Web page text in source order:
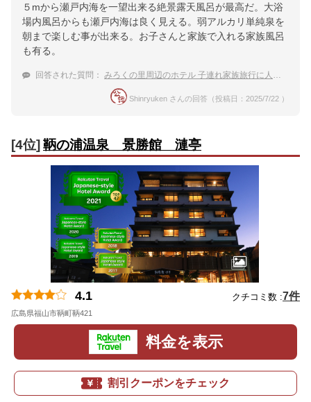
５mから瀬戸内海を一望出来る絶景露天風呂が最高だ。大浴
場内風呂からも瀬戸内海は良く見える。弱アルカリ単純泉を
朝まで楽しむ事が出来る。お子さんと家族で入れる家族風呂
も有る。
回答された質問： みろくの里周辺のホテル 子連れ家族旅行に人気のおすすめ宿は？
Shinryuken さんの回答（投稿日：2025/7/22 ）
[4位] 鞆の浦温泉 景勝館 漣亭
4.1 クチコミ数 :7件
広島県福山市鞆町鞆421
料金を表示
割引クーポンをチェック